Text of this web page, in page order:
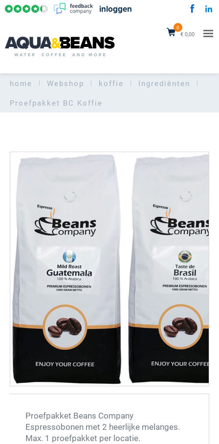
0
€ 0,00
inloggen
home Webshop koffie
Ingrediënten
Proefpakket BC Koffie
Proefpakket Beans Company
Espressobonen met 2 heerlijke melanges.
Max. 1 proefpakket per locatie.